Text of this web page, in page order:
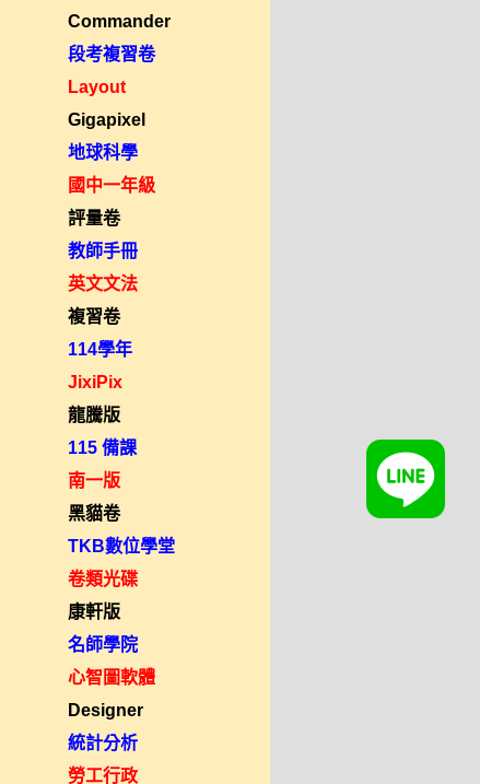
Commander
段考複習卷
Layout
Gigapixel
地球科學
國中一年級
評量卷
教師手冊
英文文法
複習卷
114學年
JixiPix
龍騰版
115 備課
南一版
黑貓卷
TKB數位學堂
卷類光碟
康軒版
名師學院
心智圖軟體
Designer
統計分析
勞工行政